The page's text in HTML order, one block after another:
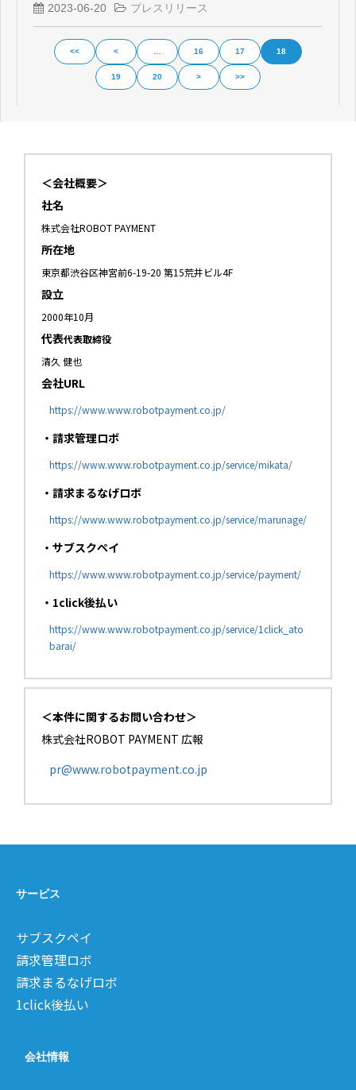
2023-06-20 プレスリリース
<< < 16 17 18
19 20 > >>
＜会社概要＞
社名
株式会社ROBOT PAYMENT
所在地
東京都渋谷区神宮前6-19-20 第15荒井ビル4F
設立
2000年10月
代表代表取締役
清久 健也
会社URL
https://www.www.robotpayment.co.jp/
・請求管理ロボ
https://www.www.robotpayment.co.jp/service/mikata/
・請求まるなげロボ
https://www.www.robotpayment.co.jp/service/marunage/
・サブスクペイ
https://www.www.robotpayment.co.jp/service/payment/
・1click後払い
https://www.www.robotpayment.co.jp/service/1click_ato
barai/
＜本件に関するお問い合わせ＞
株式会社ROBOT PAYMENT 広報
pr@www.robotpayment.co.jp
サービス
サブスクペイ
請求管理ロボ
請求まるなげロボ
1click後払い
会社情報